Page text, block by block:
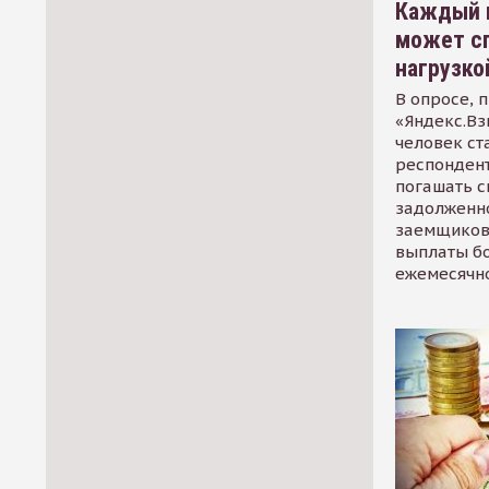
Каждый
может
В опросе,
человек
погашать
выплаты